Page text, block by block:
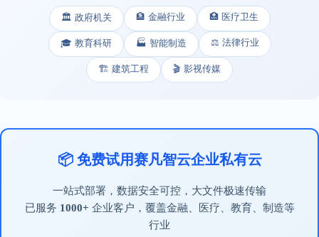
🏛️ 政府机关 🏦 金融行业 🏥 医疗卫生
🎓 教育科研 🏭 智能制造 ⚖️ 法律行业
🏗️ 建筑工程 🎬 影视传媒
📦 免费试用赛凡智云企业私有云
一站式部署，数据安全可控，大文件极速传输
已服务 1000+ 企业客户，覆盖金融、医疗、教育、制造等
行业